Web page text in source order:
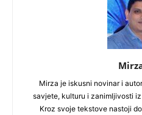
Mirza je iskusni novinar i
savjete, kulturu i zanimljivosti
Kroz svoje tekstove nastoji